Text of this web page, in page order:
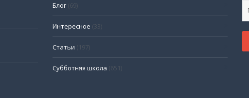
Блог (69)
Интересное (33)
Статьи (197)
Субботняя школа (651)